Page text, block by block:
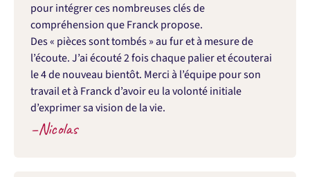
pour intégrer ces nombreuses clés de
compréhension que Franck propose.
Des « pièces sont tombés » au fur et à mesure de
l’écoute. J’ai écouté 2 fois chaque palier et écouterai
le 4 de nouveau bientôt. Merci à l’équipe pour son
travail et à Franck d’avoir eu la volonté initiale
d’exprimer sa vision de la vie.
–Nicolas